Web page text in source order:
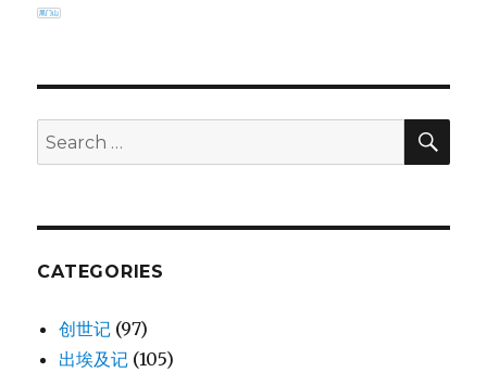
黑门山
Search
for:
CATEGORIES
创世记 (97)
出埃及记 (105)